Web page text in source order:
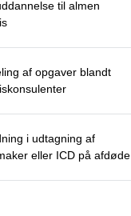
til almen
af opgaver blandt
i udtagning af
eller ICD på afdøde